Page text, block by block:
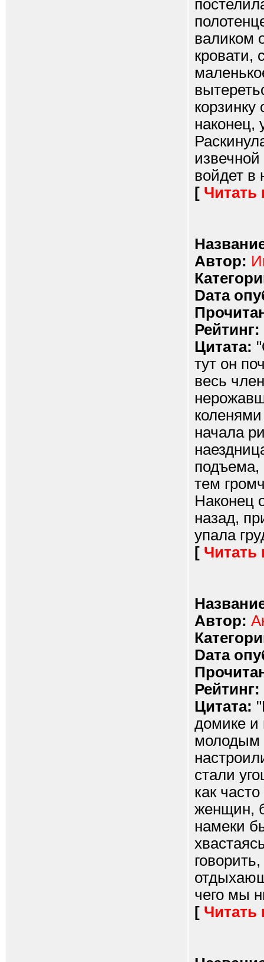
валиком
кровати,
корзинку
наконец,
войдет в
[ Читать
Автор:
Dата
Рейтинг:
Цитата:
тут он
весь
начала
тем
Наконец
назад,
упала
[ Читать
Автор:
Dата
Рейтинг:
Цитата:
домике и
молодым
стали
как
женщин,
намеки
чего мы
[ Читать